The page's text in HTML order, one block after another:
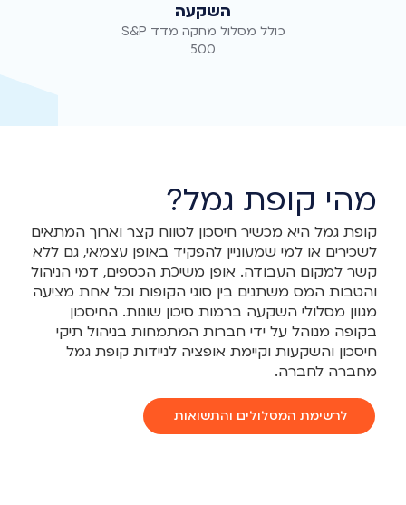
השקעה
כולל מסלול מחקה מדד S&P
500
מהי קופת גמל?
קופת גמל היא מכשיר חיסכון לטווח קצר וארוך המתאים
לשכירים או למי שמעוניין להפקיד באופן עצמאי, גם ללא
קשר למקום העבודה. אופן משיכת הכספים, דמי הניהול
והטבות המס משתנים בין סוגי הקופות וכל אחת מציעה
מגוון מסלולי השקעה ברמות סיכון שונות. החיסכון
בקופה מנוהל על ידי חברות המתמחות בניהול תיקי
חיסכון והשקעות וקיימת אופציה לניידות קופת גמל
מחברה לחברה.
לרשימת המסלולים והתשואות